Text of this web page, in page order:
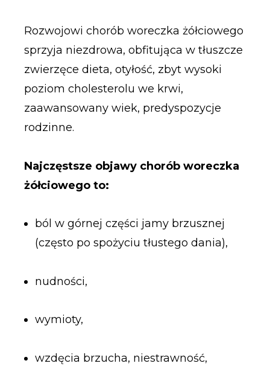
Rozwojowi chorób woreczka żółciowego
sprzyja niezdrowa, obfitująca w tłuszcze
zwierzęce dieta, otyłość, zbyt wysoki
poziom cholesterolu we krwi,
zaawansowany wiek, predyspozycje
rodzinne.
Najczęstsze objawy chorób woreczka
żółciowego to:
ból w górnej części jamy brzusznej
(często po spożyciu tłustego dania),
nudności,
wymioty,
wzdęcia brzucha, niestrawność,